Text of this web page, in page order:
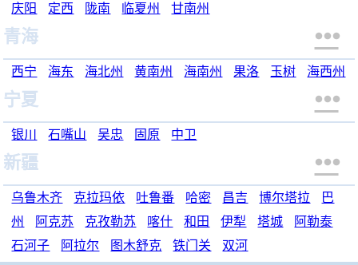
庆阳
定西 陇南 临夏州 甘南州
青海 
西宁 海东 海北州 黄南州 海南州 果洛 玉树 海西州
宁夏 
银川 石嘴山 吴忠 固原 中卫
新疆 
乌鲁木齐 克拉玛依 吐鲁番 哈密 昌吉 博尔塔拉
巴
州
阿克苏 克孜勒苏 喀什 和田 伊犁 塔城
阿勒泰
石河子
阿拉尔 图木舒克 铁门关 双河